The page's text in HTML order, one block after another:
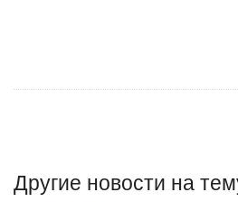
Другие новости на